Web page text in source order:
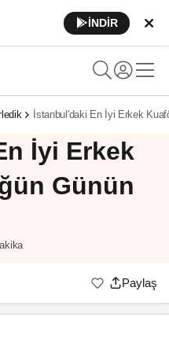
İNDİR
İstanbul'daki En İyi Erkek
İyi Erkek
Günün
Paylaş